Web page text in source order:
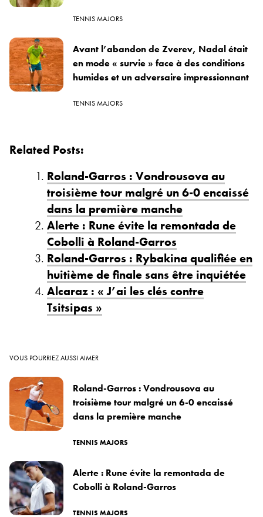
TENNIS MAJORS
Avant l’abandon de Zverev, Nadal était
en mode « survie » face à des conditions
humides et un adversaire impressionnant
TENNIS MAJORS
Related Posts:
Roland-Garros : Vondrousova au
troisième tour malgré un 6-0 encaissé
dans la première manche
Alerte : Rune évite la remontada de
Cobolli à Roland-Garros
Roland-Garros : Rybakina qualifiée en
huitième de finale sans être inquiétée
Alcaraz : « J’ai les clés contre
Tsitsipas »
VOUS POURRIEZ AUSSI AIMER
Roland-Garros : Vondrousova au
troisième tour malgré un 6-0 encaissé
dans la première manche
TENNIS MAJORS
Alerte : Rune évite la remontada de
Cobolli à Roland-Garros
TENNIS MAJORS